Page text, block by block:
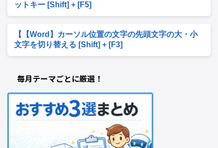
ットキー [Shift] + [F5]
【【Word】カーソル位置の文字の先頭文字の大・小
文字を切り替える [Shift] + [F3]
毎月テーマごとに厳選！